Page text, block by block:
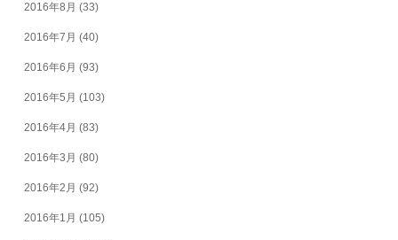
2016年8月 (33)
2016年7月 (40)
2016年6月 (93)
2016年5月 (103)
2016年4月 (83)
2016年3月 (80)
2016年2月 (92)
2016年1月 (105)